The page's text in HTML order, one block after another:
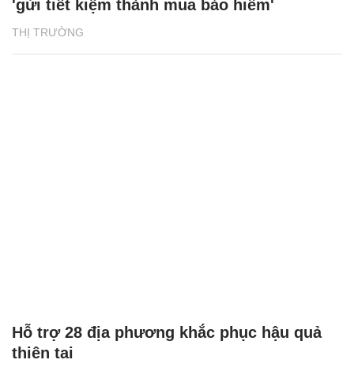
THỊ TRƯỜNG
'gửi tiết kiệm thành mua bảo hiểm'
Hỗ trợ 28 địa phương khắc phục hậu quả
thiên tai